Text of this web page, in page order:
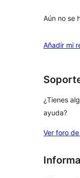
Aún no se
Añadir mi
¿Tienes
ayuda?
Ver foro